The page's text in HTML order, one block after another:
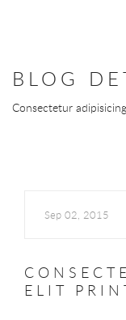
BLOG
Consectetur
Sep 02, 2015
ELIT